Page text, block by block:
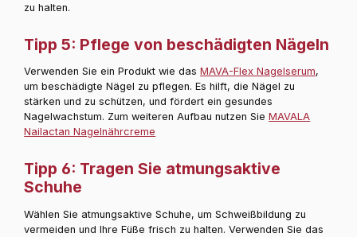
zu halten.
Tipp 5: Pflege von beschädigten Nägeln
Verwenden Sie ein Produkt wie dasMAVA-Flex Nagelserum,
um beschädigte Nägel zu pflegen. Es hilft, die Nägel zu
stärken und zu schützen, und fördert ein gesundes
Nagelwachstum. Zum weiteren Aufbau nutzen SieMAVALA
Nailactan Nagelnährcreme
Tipp 6: Tragen Sie atmungsaktive
Schuhe
Wählen Sie atmungsaktive Schuhe, um Schweißbildung zu
vermeiden und Ihre Füße frisch zu halten. Verwenden Sie das